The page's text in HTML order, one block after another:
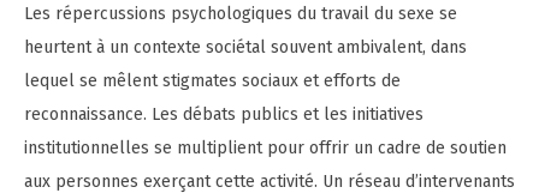
Les répercussions psychologiques du travail du sexe se
heurtent à un contexte sociétal souvent ambivalent, dans
lequel se mêlent stigmates sociaux et efforts de
reconnaissance. Les débats publics et les initiatives
institutionnelles se multiplient pour offrir un cadre de soutien
aux personnes exerçant cette activité. Un réseau d’intervenants